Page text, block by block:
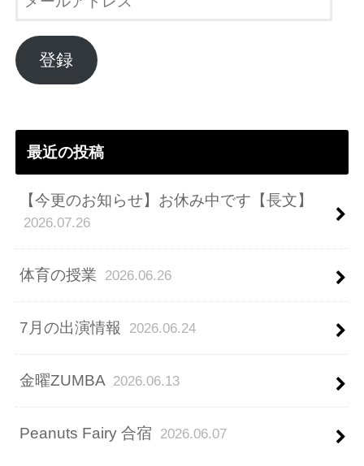
ル
ア
ド
登録
最近の投稿
【今更のお知らせ】お休み中です【長文】
2026.07.26
体育の授業 2026.06.26
7月の出演情報 2026.06.24
金曜ZUMBA 2026.06.13
Peanuts Fairy 合宿 2026.06.07